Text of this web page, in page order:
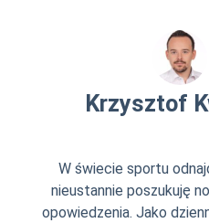
Krzysztof
W świecie sportu
nieustannie poszukuję
opowiedzenia. Jako